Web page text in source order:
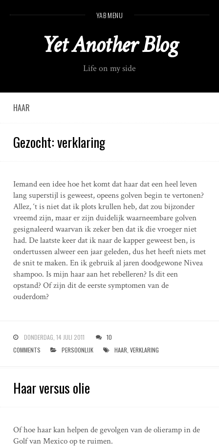
n
YAB MENU
Yet Another Blog
Life on my side
HAAR
Gezocht: verklaring
Iemand een idee hoe het komt dat haar dat een heel leven
lang superstijl is geweest, opeens golven begin te vertonen?
Allez, ‘t is niet dat ik plots krullen heb, dat zou bijzonder
vreemd zijn, maar er zijn duidelijk waarneembare golven
gesignaleerd waarvan ik zeker ben dat ik die vroeger niet
had. De laatste keer dat ik naar de kapper geweest ben, is
ondertussen alweer een jaar geleden, dus het heeft niets met
de snit te maken. En ik gebruik al jaren doodgewone Nivea
shampoo. Is mijn haar aan het rebelleren? Is dit een
opstand? Of zijn dit de eerste symptomen van de
ouderdom?
DONDERDAG, 14 JULI 2011
10
COMMENTS
PERSOONLIJK HAAR VERKLARING
Haar versus olie
Of hoe haar kan helpen de gevolgen van de olieramp in de
Golf van Mexico op te ruimen.